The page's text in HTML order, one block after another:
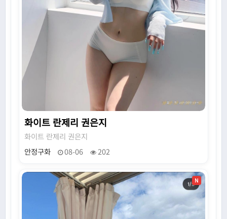
화이트 란제리 권은지
화이트 란제리 권은지
안정구화
08-06 202
N